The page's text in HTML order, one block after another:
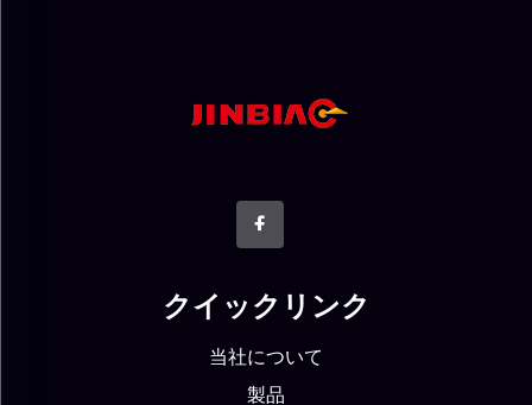
クイックリンク
当社について
製品